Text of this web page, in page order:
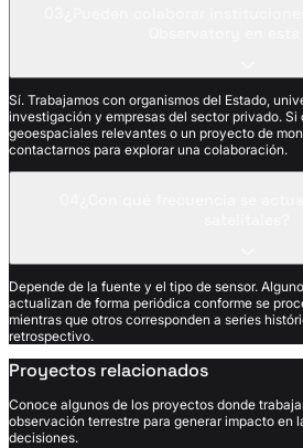
Sí. Trabajamos con organismos del Estado,
investigación y empresas del sector privado. Si
geoespaciales relevantes o un proyecto de
contactarnos para explorar una colaboración.
Depende de la fuente y el tipo de sensor.
actualizan de forma periódica conforme se
mientras que otros corresponden a series
retrospectivo.
Proyectos relacionados
Conoce algunos de los proyectos donde
observación terrestre para generar impacto en
decisiones.